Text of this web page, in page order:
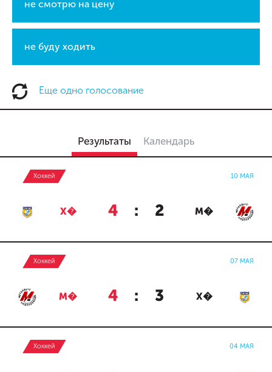
не смотрю на цену
не буду ходить
Еще одно голосование
Результаты Календарь
Хоккей 10 МАЯ
Х� 4 : 2 М�
Хоккей 07 МАЯ
М� 4 : 3 Х�
Хоккей 04 МАЯ